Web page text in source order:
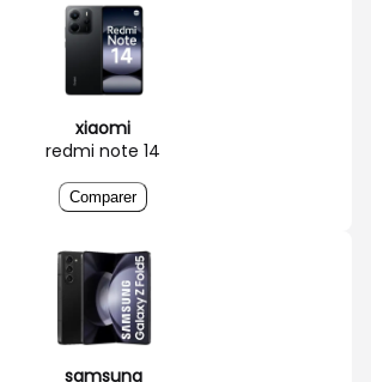
xiaomi
redmi note 14
Comparer
samsung